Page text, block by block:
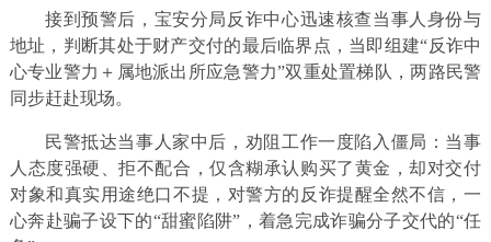
接到预警后，宝安分局反诈中心迅速核查当事人身份与
地址，判断其处于财产交付的最后临界点，当即组建“反诈中
心专业警力＋属地派出所应急警力”双重处置梯队，两路民警
同步赶赴现场。
民警抵达当事人家中后，劝阻工作一度陷入僵局：当事
人态度强硬、拒不配合，仅含糊承认购买了黄金，却对交付
对象和真实用途绝口不提，对警方的反诈提醒全然不信，一
心奔赴骗子设下的“甜蜜陷阱”，着急完成诈骗分子交代的“任